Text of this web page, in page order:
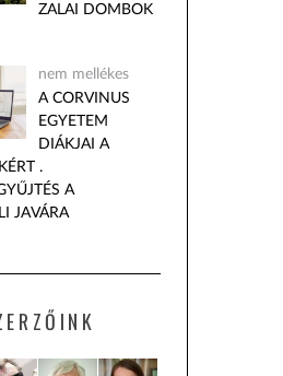
ZALAI DOMBOK
nem mellékes
A CORVINUS
EGYETEM
DIÁKJAI A
.
A
JAVÁRA